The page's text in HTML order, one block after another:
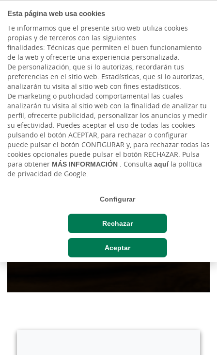
Esta página web usa cookies
Te informamos que el presente sitio web utiliza cookies
propias y de terceros con las siguientes
finalidades: Técnicas que permiten el buen funcionamiento
de la web y ofrecerte una experiencia personalizada.
De personalización, que si lo autorizas, recordarán tus
preferencias en el sitio web. Estadísticas, que si lo autorizas,
analizarán tu visita al sitio web con fines estadísticos.
De marketing o publicidad comportamental las cuales
analizarán tu visita al sitio web con la finalidad de analizar tu
perfil, ofrecerte publicidad, personalizar los anuncios y medir
su efectividad. Puedes aceptar el uso de todas las cookies
pulsando el botón ACEPTAR, para rechazar o configurar
puede pulsar el botón CONFIGURAR y, para rechazar todas las
cookies opcionales puede pulsar el botón RECHAZAR. Pulsa
para obtener MÁS INFORMACIÓN . Consulta aquíla política
de privacidad de Google.
Configurar
Rechazar
Aceptar
Cargando contenido, por favor espere...
LINEA ICO COVID - CÓDIGO BUENAS
PRÁCTICAS